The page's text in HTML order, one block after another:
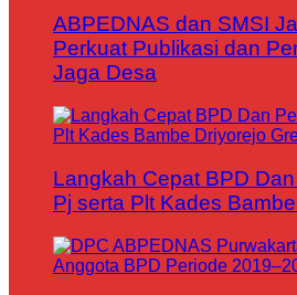
ABPEDNAS dan SMSI
Perkuat Publikasi dan
Jaga Desa
Langkah Cepat BPD
Pj serta Plt Kades